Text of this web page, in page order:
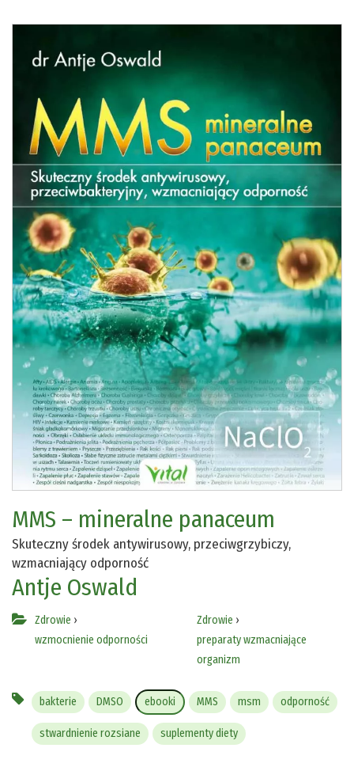
MMS – mineralne panaceum
Skuteczny środek antywirusowy, przeciwgrzybiczy,
wzmacniający odporność
Antje Oswald
Zdrowie ›
wzmocnienie odporności
Zdrowie ›
preparaty wzmacniające
organizm
bakterie DMSO ebooki MMS msm odporność
stwardnienie rozsiane suplementy diety